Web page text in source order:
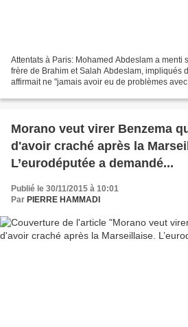
Attentats à Paris: Mohamed Abdeslam a menti
frère de Brahim et Salah Abdeslam, impliqués
affirmait ne "jamais avoir eu de problèmes
Morano veut virer Benzema
d'avoir craché après la
L’eurodéputée a demandé...
Publié le 30/11/2015 à 10:01
Par PIERRE HAMMADI